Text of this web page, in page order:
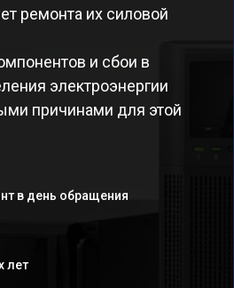
ремонта их силовой
и сбои в
электроэнергии
причинами для этой
в день обращения
лет